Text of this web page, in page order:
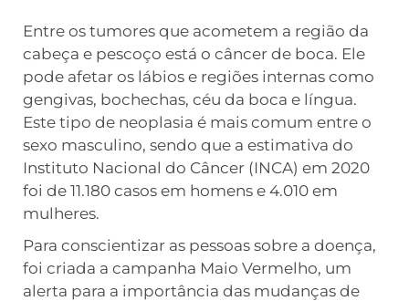
Entre os tumores que acometem a região da
cabeça e pescoço está o câncer de boca. Ele
pode afetar os lábios e regiões internas como
gengivas, bochechas, céu da boca e língua.
Este tipo de neoplasia é mais comum entre o
sexo masculino, sendo que a estimativa do
Instituto Nacional do Câncer (INCA) em 2020
foi de 11.180 casos em homens e 4.010 em
mulheres.
Para conscientizar as pessoas sobre a doença,
foi criada a campanha Maio Vermelho, um
alerta para a importância das mudanças de